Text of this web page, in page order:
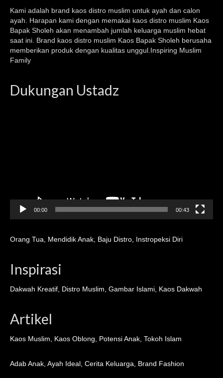
Kami adalah brand kaos distro muslim untuk ayah dan calon
ayah. Harapan kami dengan memakai kaos distro muslim Kaos
Bapak Sholeh akan menambah jumlah keluarga muslim hebat
saat ini. Brand kaos distro muslim Kaos Bapak Sholeh berusaha
memberikan produk dengan kualitas unggul.Inspiring Muslim
Family
Dukungan Ustadz
00:00 00:43
Orang Tua Mendidik Anak Baju Distro Instropeksi Diri
Inspirasi
Dakwah Kreatif Distro Muslim Gambar Islami Kaos Dakwah
Artikel
Kaos Muslim Kaos Oblong Potensi Anak Tokoh Islam
Adab Anak Ayah Ideal Cerita Keluarga Brand Fashion